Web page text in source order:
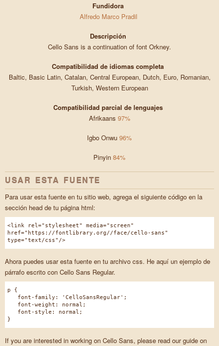
Fundidora
Alfredo Marco Pradil
Descripción
Cello Sans is a continuation of font Orkney.
Compatibilidad de idiomas completa
Baltic, Basic Latin, Catalan, Central European, Dutch, Euro, Romanian,
Turkish, Western European
Compatibilidad parcial de lenguajes
Afrikaans 97%
Igbo Onwu 96%
Pinyin 84%
USAR ESTA FUENTE
Para usar esta fuente en tu sitio web, agrega el siguiente código en la
sección head de tu página html:
<link rel="stylesheet" media="screen"
href="https://fontlibrary.org//face/cello-sans"
type="text/css"/>
Ahora puedes usar esta fuente en tu archivo css. He aquí un ejemplo de
párrafo escrito con Cello Sans Regular.
p {
font-family: 'CelloSansRegular';
font-weight: normal;
font-style: normal;
}
If you are interested in working on Cello Sans, please read our guide on